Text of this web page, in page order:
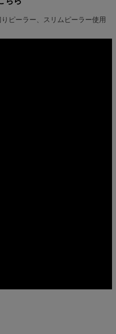
ピーラー、スリムピーラー使用